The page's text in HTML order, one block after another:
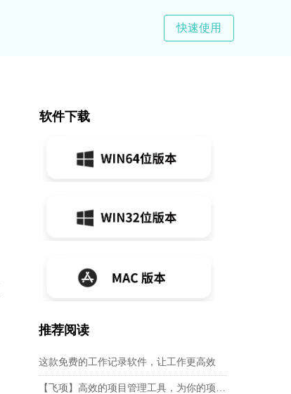
快速使用
软件下载
推荐阅读
这款免费的工作记录软件，让工作更高效
【飞项】高效的项目管理工具，为你的项目管理保驾护航